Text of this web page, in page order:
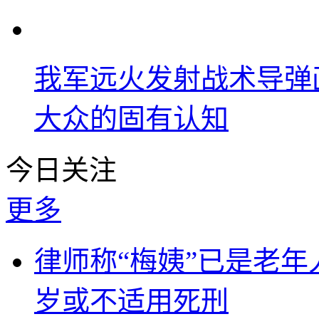
我军远火发射战术导
大众的固有认知
今日关注
更多
律师称“梅姨”已是老
岁或不适用死刑